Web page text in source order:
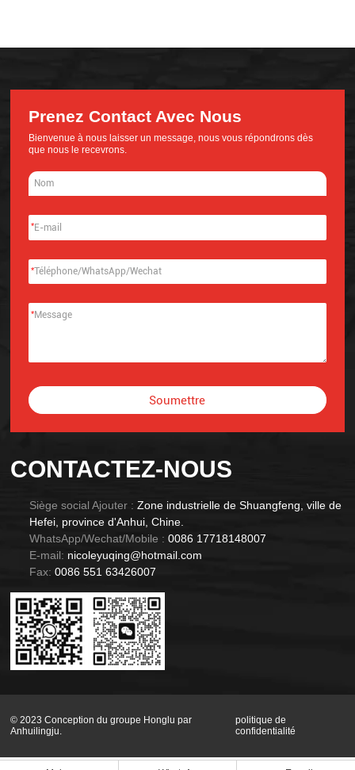
CONTACTEZ-NOUS
Siège social Ajouter : Zone industrielle de Shuangfeng, ville de
Hefei, province d'Anhui, Chine.
WhatsApp/Wechat/Mobile : 0086 17718148007
E-mail: nicoleyuqing@hotmail.com
Fax: 0086 551 63426007
Prenez Contact Avec Nous
Bienvenue à nous laisser un message, nous vous répondrons dès
que nous le recevrons.
*
*
*
Soumettre
© 2023 Conception du groupe Honglu par
Anhuilingju.
politique de
confidentialité